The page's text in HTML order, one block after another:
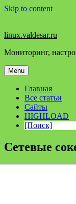
Skip to content
linux.valdesar.ru
Мониторинг,
Menu
Главная
Все статьи
Сайты
HIGHLOAD
[Поиск]
Сетевые